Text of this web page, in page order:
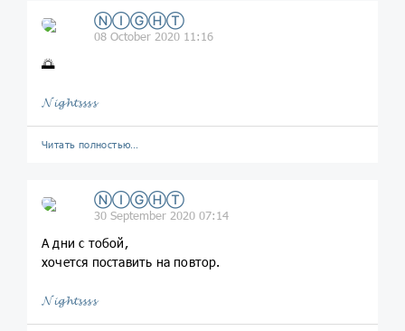
ⓃⒾⒼⒽⓉ
08 October 2020 11:16
🌅
𝓝𝓲𝓰𝓱𝓽𝓼𝓼𝓼𝓼
Читать полностью…
ⓃⒾⒼⒽⓉ
30 September 2020 07:14
А дни с тобой,
хочется поставить на повтор.
𝓝𝓲𝓰𝓱𝓽𝓼𝓼𝓼𝓼